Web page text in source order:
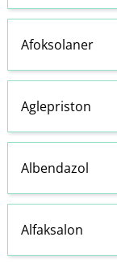
Afoksolaner
Aglepriston
Albendazol
Alfaksalon